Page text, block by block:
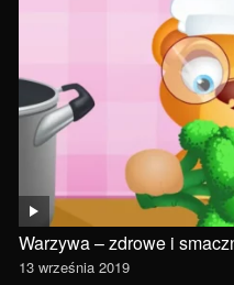
Warzywa – zdrowe i
13 września 2019